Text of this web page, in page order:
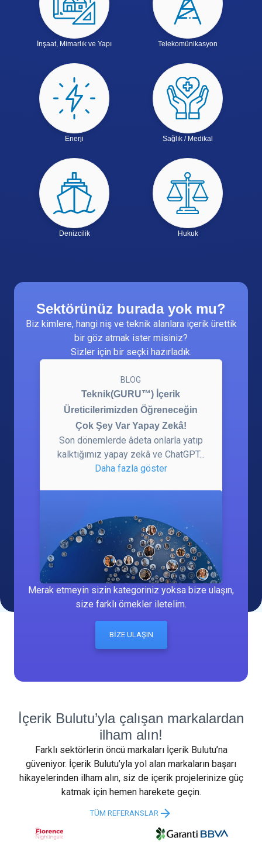
İnşaat, Mimarlık ve Yapı Telekomünikasyon
Enerji
Denizcilik
Sağlık / Medikal
Hukuk
Sektörünüz burada yok mu?
Biz kimlere, hangi niş ve teknik alanlara içerik ürettik
bir göz atmak ister misiniz?
Sizler için bir seçki hazırladık.
BLOG
Teknik(GURU™) İçerik
Üreticilerimizden Öğreneceğin
Çok Şey Var Yapay Zekâ!
Son dönemlerde âdeta onlarla yatıp
kalktığımız yapay zekâ ve ChatGPT...
Daha fazla göster
Merak etmeyin sizin kategoriniz yoksa bize ulaşın,
size farklı örnekler iletelim.
BİZE ULAŞIN
İçerik Bulutu’yla çalışan markalardan
ilham alın!
Farklı sektörlerin öncü markaları İçerik Bulutu’na
güveniyor. İçerik Bulutu’yla yol alan markaların başarı
hikayelerinden ilham alın, siz de içerik projelerinize güç
katmak için hemen harekete geçin.
TÜM REFERANSLAR